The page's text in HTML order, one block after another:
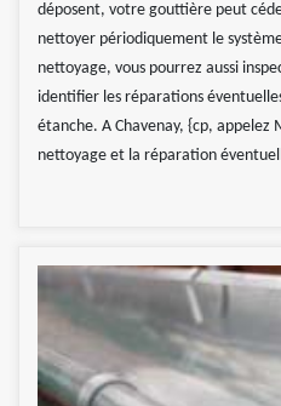
déposent, votre gouttière peut
nettoyer périodiquement le
nettoyage, vous pourrez aussi
identifier les réparations
étanche. A Chavenay, {cp, appelez
nettoyage et la réparation